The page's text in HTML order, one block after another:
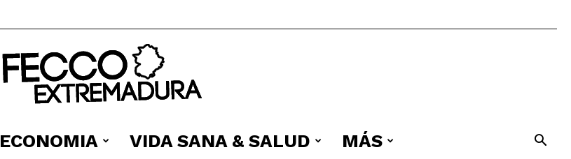
ECONOMIA VIDA SANA & SALUD MÁS